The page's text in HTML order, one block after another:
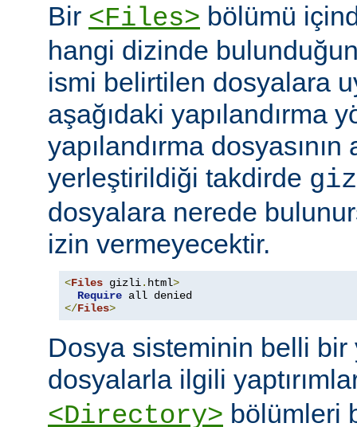
Bir <Files> bölümü
hangi dizinde
ismi belirtilen dosyalara
aşağıdaki yapılandırma
yapılandırma
yerleştirildiği takdirde
dosyalara nerede
izin vermeyecektir.
<Files gizli. html>
Require
</Files>
Dosya sisteminin belli
dosyalarla ilgili
<Directory> bölümleri